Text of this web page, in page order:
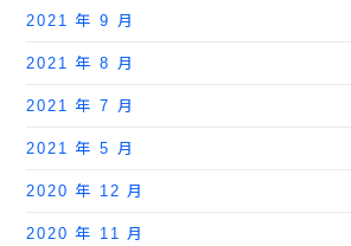
2021 年 9 月
2021 年 8 月
2021 年 7 月
2021 年 5 月
2020 年 12 月
2020 年 11 月